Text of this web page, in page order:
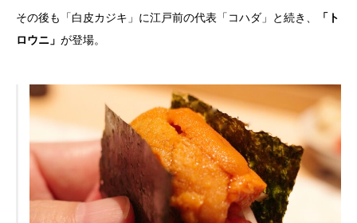
その後も「白皮カジキ」に江戸前の代表「コハダ」と続き、
「ト
ロウニ」 が登場。